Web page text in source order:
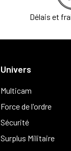
Délais et
Univers
Multicam
Force de l'ordre
Sécurité
Surplus Militaire